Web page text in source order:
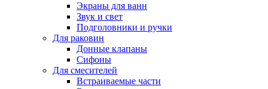
Экраны для ванн
Звук и свет
Подголовники и ручки
Для раковин
Донные клапаны
Сифоны
Для смесителей
Встраиваемые части